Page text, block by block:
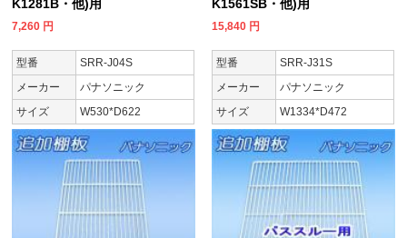
K1281B・他)用
7,260 円
型番
SRR-J04S
メーカー
パナソニック
サイズ
W530*D622
K1561SB・他)用
15,840 円
型番
SRR-J31S
メーカー
パナソニック
サイズ
W1334*D472